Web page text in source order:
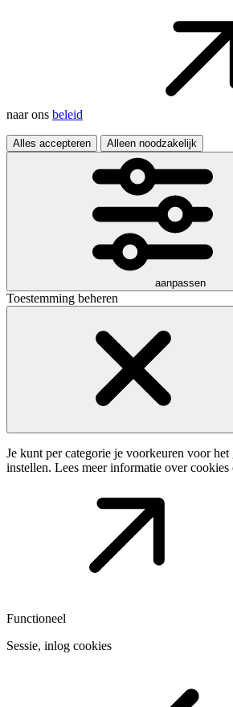
naar ons beleid
Alles accepteren Alleen noodzakelijk
aanpassen
Toestemming beheren
Je kunt per categorie je voorkeuren voor
instellen. Lees meer informatie over cookies
Functioneel
Sessie, inlog cookies